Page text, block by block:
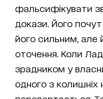
фальсифікувати
докази. Його
його сильним, але
оточення. Коли
зрадником у
одного з колишніх